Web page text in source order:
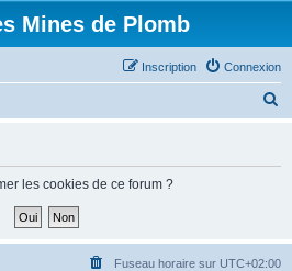
Mines de Plomb
Connexion
Inscription
les cookies de ce forum ?
Fuseau horaire sur UTC+02:00